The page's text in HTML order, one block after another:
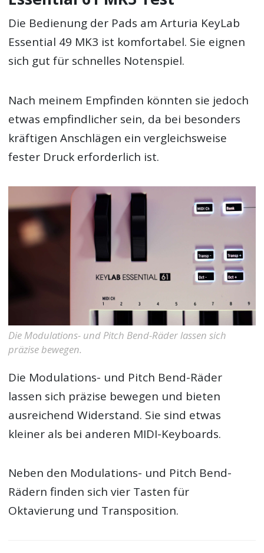
Die Bedienung der Pads am Arturia KeyLab
Essential 49 MK3 ist komfortabel. Sie eignen
sich gut für schnelles Notenspiel.
Nach meinem Empfinden könnten sie jedoch
etwas empfindlicher sein, da bei besonders
kräftigen Anschlägen ein vergleichsweise
fester Druck erforderlich ist.
Die Modulations- und Pitch Bend-Räder lassen sich
präzise bewegen.
Die Modulations- und Pitch Bend-Räder
lassen sich präzise bewegen und bieten
ausreichend Widerstand. Sie sind etwas
kleiner als bei anderen MIDI-Keyboards.
Neben den Modulations- und Pitch Bend-
Rädern finden sich vier Tasten für
Oktavierung und Transposition.